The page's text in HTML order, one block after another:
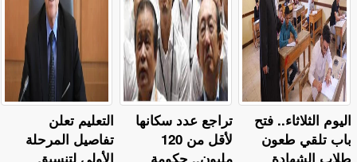
التعليم تعلن
تفاصيل المرحلة
تراجع عدد سكانها
لأقل من 120
اليوم الثلاثاء.. فتح
باب تلقي طعون